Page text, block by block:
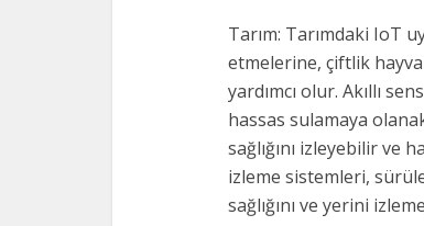
Tarım: Tarımdaki IoT
etmelerine, çiftlik
yardımcı olur. Akıllı
hassas sulamaya
sağlığını izleyebilir ve
izleme sistemleri,
sağlığını ve yerini